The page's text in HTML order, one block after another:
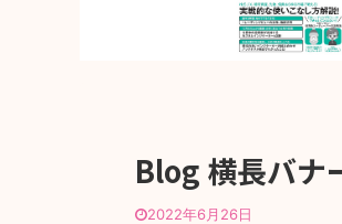
Blog 横長バナ
2022年6月26日